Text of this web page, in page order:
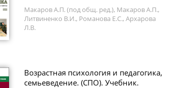
Макаров А.П. (под общ. ред.), Макаров А.П.,
Литвиненко В.И., Романова Е.С., Архарова
Л.В.
Возрастная психология и педагогика,
семьеведение. (СПО). Учебник.